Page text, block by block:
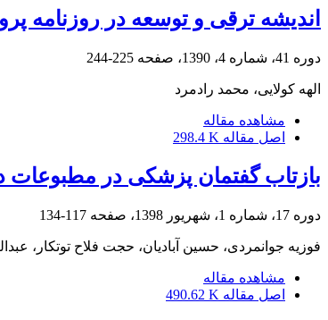
اندیشه ترقی و توسعه در روزنامه
دوره 41، شماره 4، 1390، صفحه 225-244
الهه کولایی، محمد رادمرد
مشاهده مقاله
اصل مقاله 298.4 K
بازتاب گفتمان پزشکی در
دوره 17، شماره 1، شهریور 1398، صفحه 117-134
فوزیه جوانمردی، حسین آبادیان، حجت فلاح توتکار،
مشاهده مقاله
اصل مقاله 490.62 K